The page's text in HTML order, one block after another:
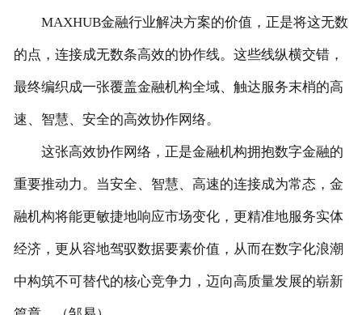
MAXHUB金融行业解决方案的价值，正是将这无数
的点，连接成无数条高效的协作线。这些线纵横交错，
最终编织成一张覆盖金融机构全域、触达服务末梢的高
速、智慧、安全的高效协作网络。
这张高效协作网络，正是金融机构拥抱数字金融的
重要推动力。当安全、智慧、高速的连接成为常态，金
融机构将能更敏捷地响应市场变化，更精准地服务实体
经济，更从容地驾驭数据要素价值，从而在数字化浪潮
中构筑不可替代的核心竞争力，迈向高质量发展的崭新